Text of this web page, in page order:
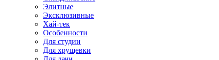
Элитные
Эксклюзивные
Хай-тек
Особенности
Для студии
Для хрущевки